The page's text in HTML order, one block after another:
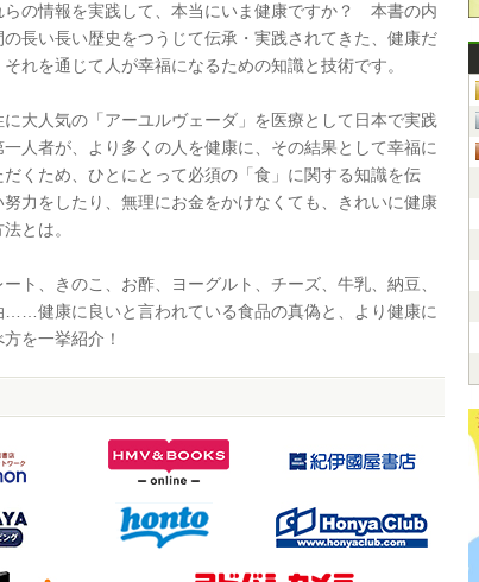
の情報を実践して、本当にいま健康ですか？ 本書の内
の長い長い歴史をつうじて伝承・実践されてきた、健康だ
れを通じて人が幸福になるための知識と技術です。
大人気の「アーユルヴェーダ」を医療として日本で実践
人者が、より多くの人を健康に、その結果として幸福に
だくため、ひとにとって必須の「食」に関する知識を伝
努力をしたり、無理にお金をかけなくても、きれいに健康
とは。
ト、きのこ、お酢、ヨーグルト、チーズ、牛乳、納豆、
……健康に良いと言われている食品の真偽と、より健康に
を一挙紹介！